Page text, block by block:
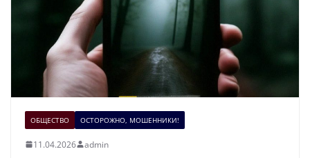
ОБЩЕСТВО ОСТОРОЖНО, МОШЕННИКИ!
11.04.2026 admin